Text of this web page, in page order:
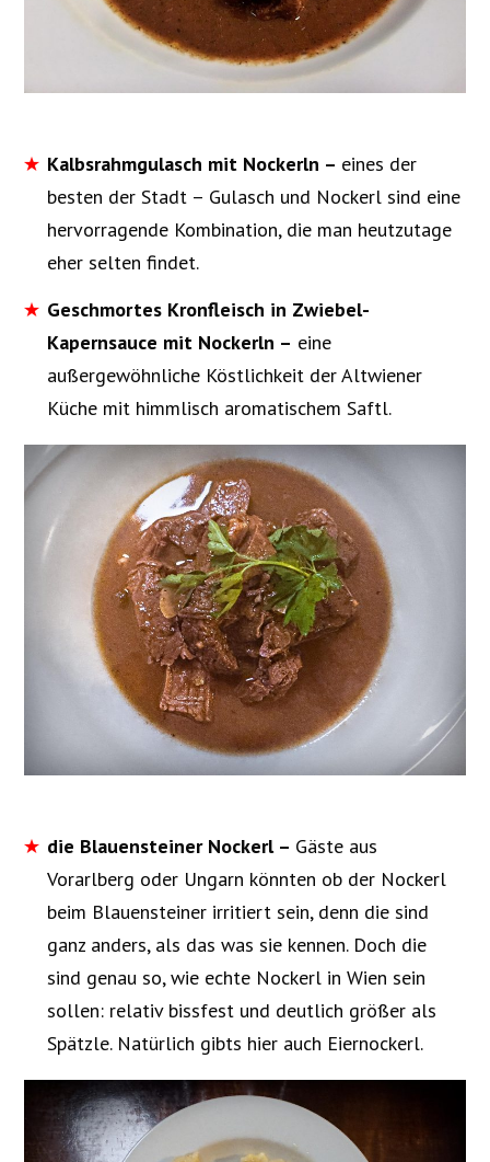
Kalbsrahmgulasch mit Nockerln – eines der
besten der Stadt – Gulasch und Nockerl sind eine
hervorragende Kombination, die man heutzutage
eher selten findet.
Geschmortes Kronfleisch in Zwiebel-
Kapernsauce mit Nockerln – eine
außergewöhnliche Köstlichkeit der Altwiener
Küche mit himmlisch aromatischem Saftl.
die Blauensteiner Nockerl – Gäste aus
Vorarlberg oder Ungarn könnten ob der Nockerl
beim Blauensteiner irritiert sein, denn die sind
ganz anders, als das was sie kennen. Doch die
sind genau so, wie echte Nockerl in Wien sein
sollen: relativ bissfest und deutlich größer als
Spätzle. Natürlich gibts hier auch Eiernockerl.